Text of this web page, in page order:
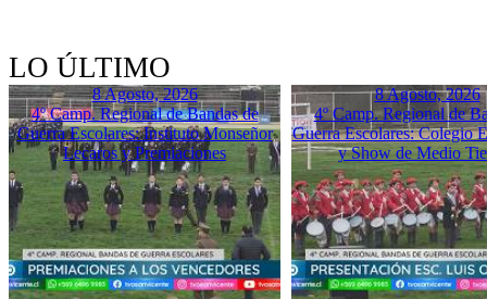
LO ÚLTIMO
8 Agosto, 2026
4º Camp. Regional de Bandas de
Guerra Escolares: Instituto Monseñor
Lecaros y Premiaciones
8 Agosto, 2026
4º Camp. Regional de
Guerra Escolares: Colegio
y Show de Medio